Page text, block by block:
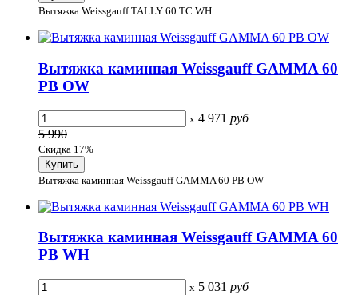
Вытяжка Weissgauff TALLY 60 TC WH
Вытяжка каминная Weissgauff GAMMA 60
PB OW
x 4 971 руб
5 990
Скидка 17%
Вытяжка каминная Weissgauff GAMMA 60 PB OW
Вытяжка каминная Weissgauff GAMMA 60
PB WH
x 5 031 руб